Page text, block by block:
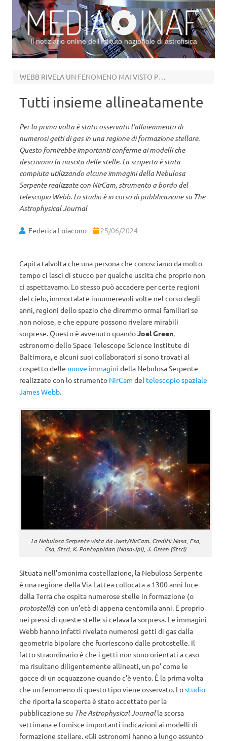
Il notiziario online dell’Istituto nazionale di astrofisica
WEBB RIVELA UN FENOMENO MAI VISTO PRIMA
Tutti insieme allineatamente
Per la prima volta è stato osservato l’allineamento di
numerosi getti di gas in una regione di formazione stellare.
Questo fornirebbe importanti conferme ai modelli che
descrivono la nascita delle stelle. La scoperta è stata
compiuta utilizzando alcune immagini della Nebulosa
Serpente realizzate con NirCam, strumento a bordo del
telescopio Webb. Lo studio è in corso di pubblicazione su The
Astrophysical Journal
Federica Loiacono 25/06/2024
Capita talvolta che una persona che conosciamo da molto
tempo ci lasci di stucco per qualche uscita che proprio non
ci aspettavamo. Lo stesso può accadere per certe regioni
del cielo, immortalate innumerevoli volte nel corso degli
anni, regioni dello spazio che diremmo ormai familiari se
non noiose, e che eppure possono rivelare mirabili
sorprese. Questo è avvenuto quandoJoel Green,
astronomo dello Space Telescope Science Institute di
Baltimora, e alcuni suoi collaboratori si sono trovati al
cospetto delle nuove immagini della Nebulosa Serpente
realizzate con lo strumento NirCam del telescopio spaziale
James Webb.
La Nebulosa Serpente vista da Jwst/NirCam. Crediti: Nasa, Esa,
Csa, Stsci, K. Pontoppidan (Nasa-Jpl), J. Green (Stsci)
Situata nell’omonima costellazione, la Nebulosa Serpente
è una regione della Via Lattea collocata a 1300 anni luce
dalla Terra che ospita numerose stelle in formazione (o
protostelle) con un’età di appena centomila anni. E proprio
nei pressi di queste stelle si celava la sorpresa. Le immagini
Webb hanno infatti rivelato numerosi getti di gas dalla
geometria bipolare che fuoriescono dalle protostelle. Il
fatto straordinario è che i getti non sono orientati a caso
ma risultano diligentemente allineati, un po’ come le
gocce di un acquazzone quando c’è vento. È la prima volta
che un fenomeno di questo tipo viene osservato. Lostudio
che riporta la scoperta è stato accettato per la
pubblicazione su The Astrophysical Journalla scorsa
settimana e fornisce importanti indicazioni ai modelli di
formazione stellare. «Gli astronomi hanno a lungo assunto